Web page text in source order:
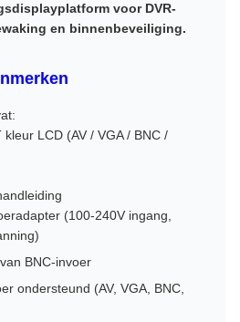
voor DVR-
en binnenbeveiliging.
LCD (AV / VGA / BNC /
(100-240V ingang,
BNC-invoer
ondersteund (AV, VGA, BNC,